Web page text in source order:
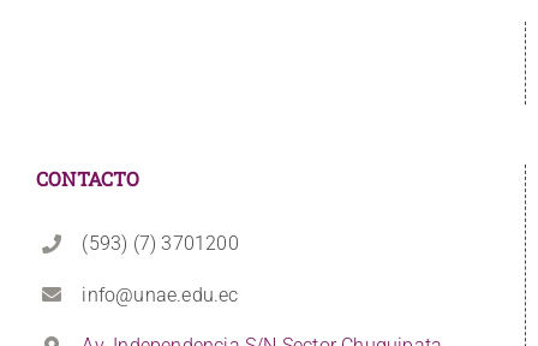
CONTACTO
(593) (7) 3701200
info@unae.edu.ec